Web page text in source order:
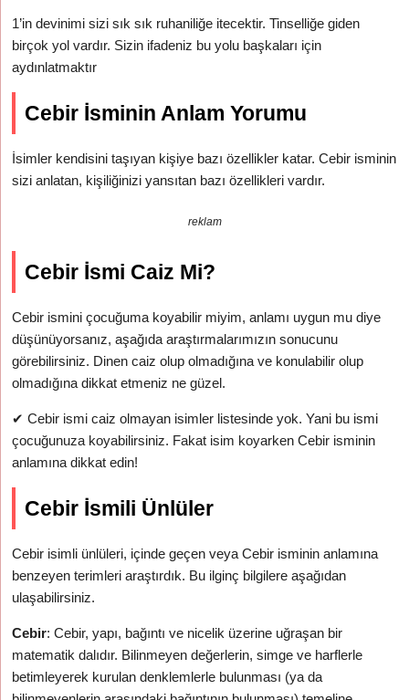
1’in devinimi sizi sık sık ruhaniliğe itecektir. Tinselliğe giden
birçok yol vardır. Sizin ifadeniz bu yolu başkaları için
aydınlatmaktır
Cebir İsminin Anlam Yorumu
İsimler kendisini taşıyan kişiye bazı özellikler katar. Cebir isminin
sizi anlatan, kişiliğinizi yansıtan bazı özellikleri vardır.
reklam
Cebir İsmi Caiz Mi?
Cebir ismini çocuğuma koyabilir miyim, anlamı uygun mu diye
düşünüyorsanız, aşağıda araştırmalarımızın sonucunu
görebilirsiniz. Dinen caiz olup olmadığına ve konulabilir olup
olmadığına dikkat etmeniz ne güzel.
✔ Cebir ismi caiz olmayan isimler listesinde yok. Yani bu ismi
çocuğunuza koyabilirsiniz. Fakat isim koyarken Cebir isminin
anlamına dikkat edin!
Cebir İsmili Ünlüler
Cebir isimli ünlüleri, içinde geçen veya Cebir isminin anlamına
benzeyen terimleri araştırdık. Bu ilginç bilgilere aşağıdan
ulaşabilirsiniz.
Cebir: Cebir, yapı, bağıntı ve nicelik üzerine uğraşan bir
matematik dalıdır. Bilinmeyen değerlerin, simge ve harflerle
betimleyerek kurulan denklemlerle bulunması (ya da